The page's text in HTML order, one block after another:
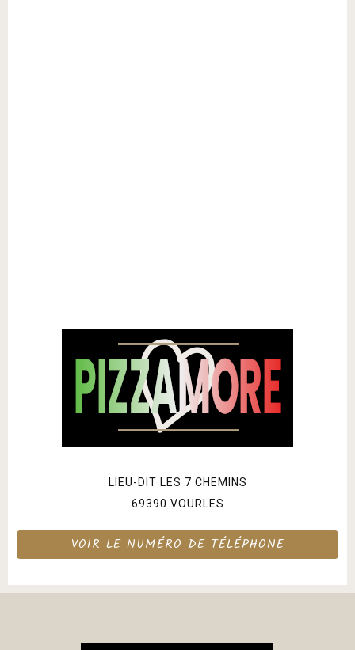
LIEU-DIT LES 7 CHEMINS
69390 VOURLES
VOIR LE NUMÉRO DE TÉLÉPHONE